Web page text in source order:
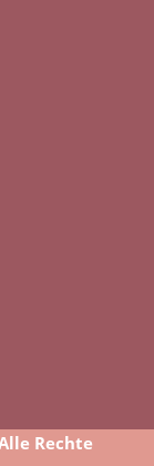
Rechte